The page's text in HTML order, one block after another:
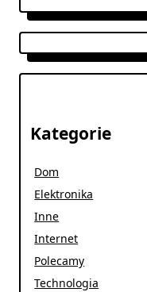
Kategorie
Dom
Elektronika
Inne
Internet
Polecamy
Technologia